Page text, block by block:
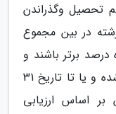
تحصیل وگذراندن
در بین مجموع
برتر باشند و
طی حداکثر 8 نیمسال دانش آموخته شده و یا تا تاریخ 31
اساس ارزیابی